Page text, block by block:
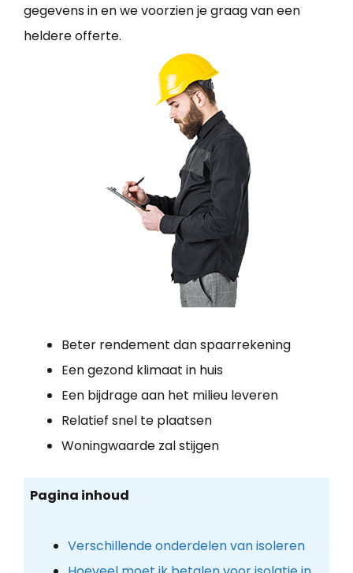
gegevens in en we voorzien je graag van een
heldere offerte.
Beter rendement dan spaarrekening
Een gezond klimaat in huis
Een bijdrage aan het milieu leveren
Relatief snel te plaatsen
Woningwaarde zal stijgen
Pagina inhoud
Verschillende onderdelen van isoleren